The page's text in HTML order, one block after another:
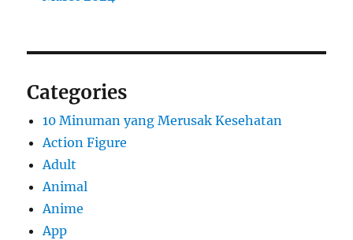
Categories
10 Minuman yang Merusak Kesehatan
Action Figure
Adult
Animal
Anime
App